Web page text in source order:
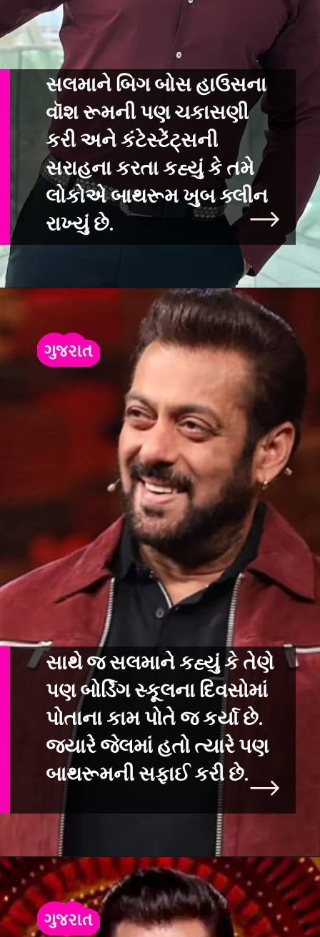
સલમાને બિગ બોસ હાઉસના
વૉશ રૂમની પણ ચકાસણી
કરી અને કંટેસ્ટેંટ્સની
સરાહનાકરતા કહ્યું કે તમે
લોકોએ બાથરૂમ ખુબ ક્લીન
સાથે જ સલમાને કહ્યું કે તેણે
પણ બોર્ડિંગ સ્કૂલના દિવસોમાં
પોતાના કામ પોતે જ કર્યા છે.
જ્યારે જેલમાં હતો ત્યારે પણ